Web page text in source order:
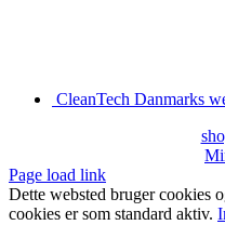
CleanTech Danmarks
Page load link
Dette websted bruger cookies
cookies er som standard aktiv.